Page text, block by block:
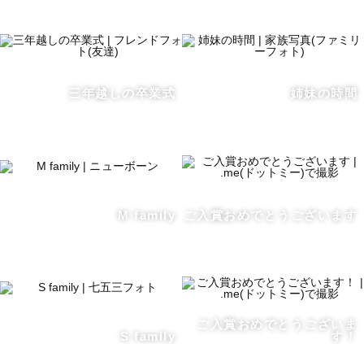
どんな状況も素敵に切り取ります。
また、後日も含めその神社でご祈祷を受けられる方のみ
神社様・ゲスト様・他の参拝者様皆様にとって良い撮影
【ラブグラフに込める思い】
人に喜ばれる事がしたいと思ってカメラを始めました。
三年越しの卒業式 姉妹の時間
M family ご入賞おめでとうございます
S family
ご入賞おめでとうございま
す！